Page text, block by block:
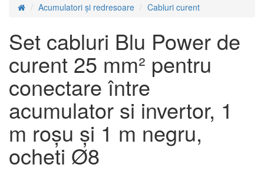
Acumulatori și redresoare Cabluri curent
Set cabluri Blu Power de
curent 25 mm² pentru
conectare între
acumulator si invertor, 1
m roșu şi 1 m negru,
ocheti Ø8